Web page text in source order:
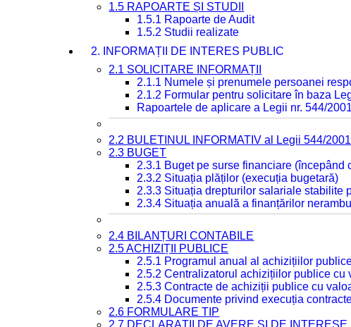
1.5 RAPOARTE ȘI STUDII
1.5.1 Rapoarte de Audit
1.5.2 Studii realizate
2. INFORMAȚII DE INTERES PUBLIC
2.1 SOLICITARE INFORMAȚII
2.1.1 Numele și prenumele persoanei
2.1.2 Formular pentru solicitare în baza
Rapoartele de aplicare a Legii nr. 544/2001
2.2 BULETINUL INFORMATIV al Legii 544/2001
2.3 BUGET
2.3.1 Buget pe surse financiare (începând
2.3.2 Situația plăților (execuția bugetară)
2.3.3 Situația drepturilor salariale stabilite
2.3.4 Situația anuală a finanțărilor
2.4 BILANȚURI CONTABILE
2.5 ACHIZIȚII PUBLICE
2.5.1 Programul anual al achizițiilor
2.5.2 Centralizatorul achizițiilor publice cu
2.5.3 Contracte de achiziții publice cu
2.5.4 Documente privind execuția
2.6 FORMULARE TIP
2.7 DECLARAȚII DE AVERE ȘI DE INTERESE